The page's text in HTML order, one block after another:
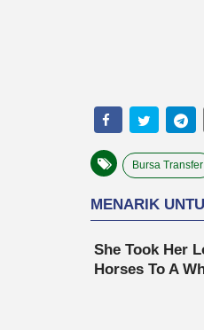
Bursa Transfer